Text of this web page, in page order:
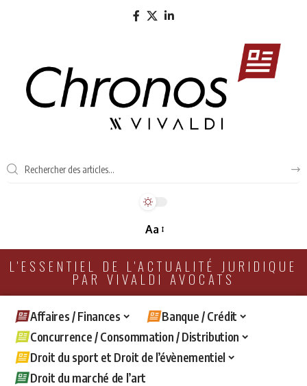
Aa
L'ESSENTIEL DE L'ACTUALITÉ JURIDIQUE
PAR VIVALDI AVOCATS
Affaires / Finances
Banque / Crédit
Concurrence / Consommation / Distribution
Droit du sport et Droit de l’évènementiel
Droit du marché de l’art